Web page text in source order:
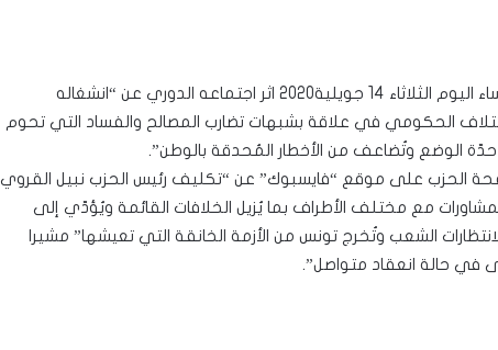
عبّر المكتب السياسي لحزب قلب تونس مساء اليوم الثلاثاء 14 جويلية2020 اثر اجتماعه الدوري عن “انشغاله
الحكومي في علاقة بشبهات تضارب المصالح والفساد التي تحوم
الوضع وتُضاعف من الأخطار المُحدقة بالوطن”.
الحزب على موقع “فايسبوك” عن “تكليف رئيس الحزب نبيل القروي
مع مختلف الأطراف بما يُزيل الخلافات القائمة ويُؤدّي إلى
الشعب وتُخرج تونس من الأزمة الخانقة التي تعيشها” مشيرا
في حالة انعقاد متواصل”.